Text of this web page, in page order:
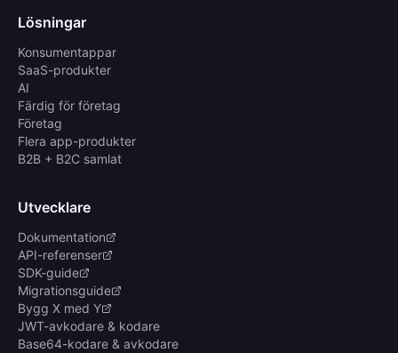
Lösningar
Konsumentappar
SaaS-produkter
AI
Färdig för företag
Företag
Flera app-produkter
B2B + B2C samlat
Utvecklare
Dokumentation
API-referenser
SDK-guide
Migrationsguide
Bygg X med Y
JWT-avkodare & kodare
Base64-kodare & avkodare